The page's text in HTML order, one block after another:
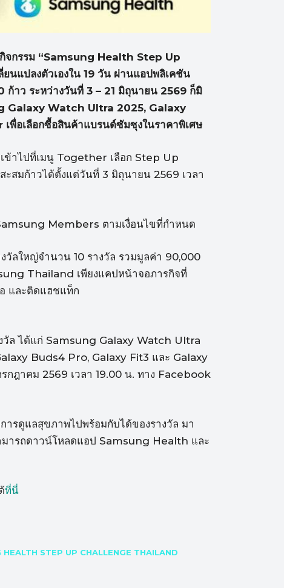
จกรรม “Samsung Health Step Up
นแปลงตัวเองใน 19 วัน ผ่านแอปพลิเคชัน
าว ระหว่างวันที่ 3 – 21 มิถุนายน 2569 ก็มิ
Galaxy Watch Ultra 2025, Galaxy
อเลือกซื้อสินค้าแบรนด์ซัมซุงในราคาพิเศษ
ข้าไปที่เมนู Together เลือก Step Up
สมก้าวได้ตั้งแต่วันที่ 3 มิถุนายน 2569 เวลา
Members ตามเงื่อนไขที่กำหนด
วัลใหญ่จำนวน 10 รางวัล รวมมูลค่า 90,000
Thailand เพียงแคปหน้าจอภารกิจที่
และติดแฮชแท็ก
วัล ได้แก่ Samsung Galaxy Watch Ultra
Buds4 Pro, Galaxy Fit3 และ Galaxy
กฎาคม 2569 เวลา 19.00 น. ทาง Facebook
ารดูแลสุขภาพไปพร้อมกับได้ของรางวัล มา
มารถดาวน์โหลดแอป Samsung Health และ
ที่นี่
HEALTH STEP UP CHALLENGE THAILAND